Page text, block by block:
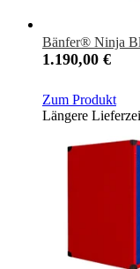
Bänfer® Ninja
1.190,00 €
Zum Produkt
Längere